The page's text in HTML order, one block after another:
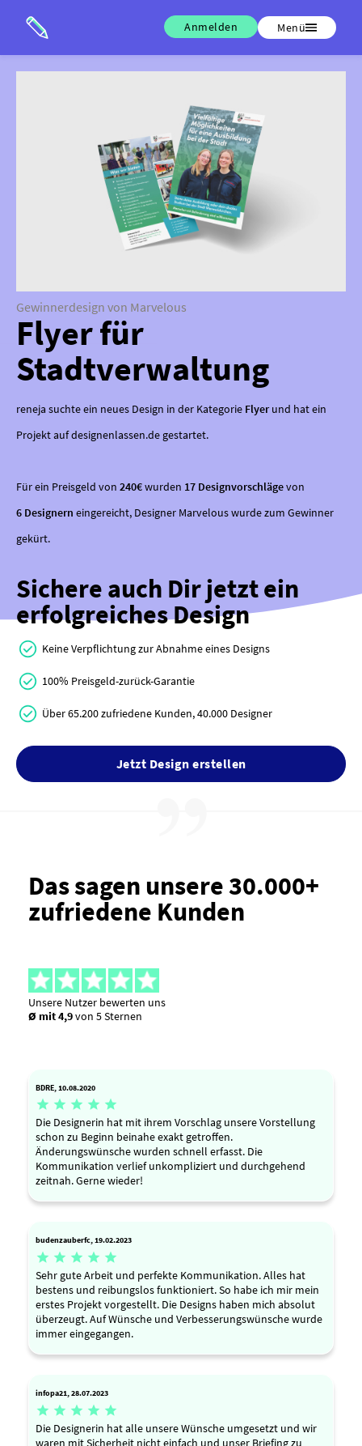
Anmelden Menü
Gewinnerdesign von Marvelous
Flyer für
Stadtverwaltung
reneja suchte ein neues Design in der Kategorie Flyerund hat ein
Projekt auf designenlassen.de gestartet.
Für ein Preisgeld von 240€wurden 17 Designvorschlägevon
6 Designern eingereicht, Designer Marvelous wurde zum Gewinner
gekürt.
Sichere auch Dir jetzt ein
erfolgreiches Design
Keine Verpflichtung zur Abnahme eines Designs
100% Preisgeld-zurück-Garantie
Über 65.200 zufriedene Kunden, 40.000 Designer
Jetzt Design erstellen
Das sagen unsere 30.000+
zufriedene Kunden
Unsere Nutzer bewerten uns
Ø mit 4,9von 5 Sternen
BDRE, 10.08.2020
    
Die Designerin hat mit ihrem Vorschlag unsere Vorstellung
schon zu Beginn beinahe exakt getroffen.
Änderungswünsche wurden schnell erfasst. Die
Kommunikation verlief unkompliziert und durchgehend
zeitnah. Gerne wieder!
budenzauberfc, 19.02.2023
    
Sehr gute Arbeit und perfekte Kommunikation. Alles hat
bestens und reibungslos funktioniert. So habe ich mir mein
erstes Projekt vorgestellt. Die Designs haben mich absolut
überzeugt. Auf Wünsche und Verbesserungswünsche wurde
immer eingegangen.
infopa21, 28.07.2023
    
Die Designerin hat alle unsere Wünsche umgesetzt und wir
waren mit Sicherheit nicht einfach und unser Briefing zu